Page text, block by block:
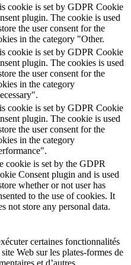
cookie is set by GDPR Cookie
plugin. The cookie is used
the user consent for the
in the category "Other.
cookie is set by GDPR Cookie
plugin. The cookies is used
the user consent for the
in the category
cookie is set by GDPR Cookie
plugin. The cookie is used
the user consent for the
in the category
cookie is set by the GDPR
Consent plugin and is used
whether or not user has
to the use of cookies. It
not store any personal data.
certaines fonctionnalités
Web sur les plates-formes de